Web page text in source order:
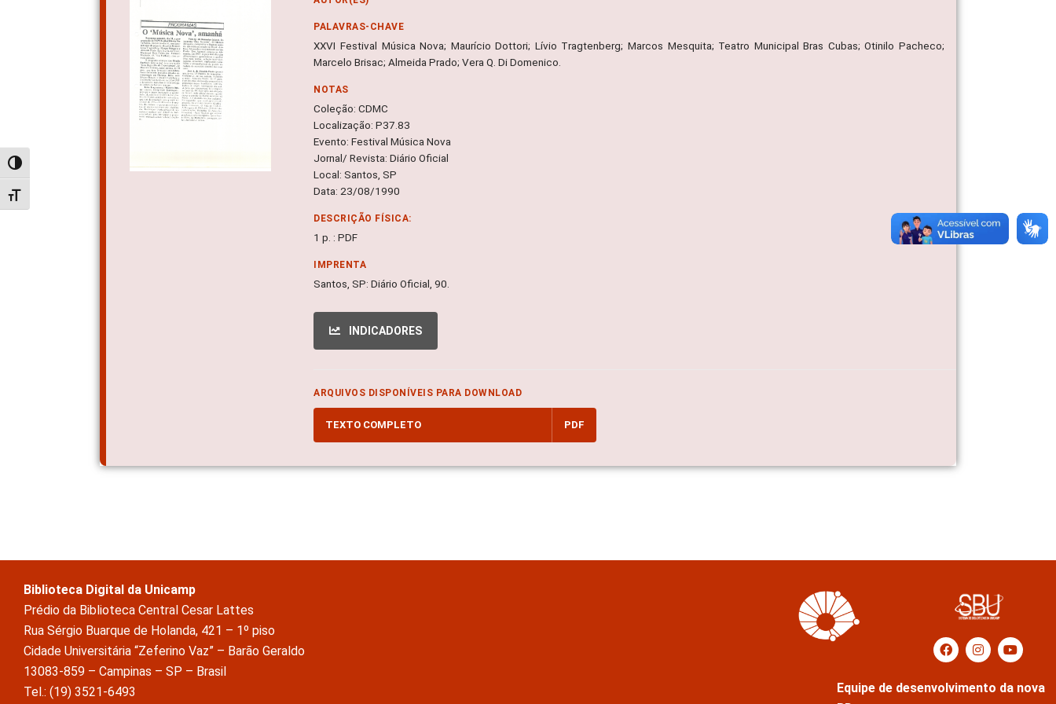
Alternar alto contraste
Alternar tamanho da fonte
PALAVRAS-CHAVE
XXVI Festival Música Nova; Maurício Dottori; Lívio Tragtenberg; Marcos Mesquita; Teatro Municipal Bras Cubas; Otinilo Pacheco;
Marcelo Brisac; Almeida Prado; Vera Q. Di Domenico.
NOTAS
Coleção: CDMC
Localização: P37.83
Evento: Festival Música Nova
Jornal/ Revista: Diário Oficial
Local: Santos, SP
Data: 23/08/1990
DESCRIÇÃO FÍSICA:
1 p. : PDF
IMPRENTA
Santos, SP: Diário Oficial, 90.
INDICADORES
ARQUIVOS DISPONÍVEIS PARA DOWNLOAD
TEXTO COMPLETO PDF
Biblioteca Digital da Unicamp
Prédio da Biblioteca Central Cesar Lattes
Rua Sérgio Buarque de Holanda, 421 – 1º piso
Cidade Universitária “Zeferino Vaz” – Barão Geraldo
13083-859 – Campinas – SP – Brasil
Tel.: (19) 3521-6493
Equipe de desenvolvimento da nova